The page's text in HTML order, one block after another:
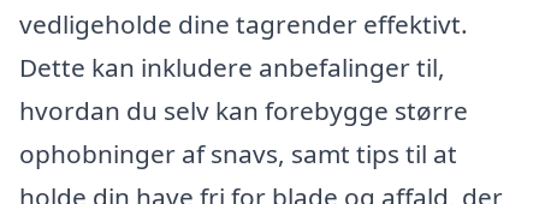
vedligeholde dine tagrender effektivt.
Dette kan inkludere anbefalinger til,
hvordan du selv kan forebygge større
ophobninger af snavs, samt tips til at
holde din have fri for blade og affald, der